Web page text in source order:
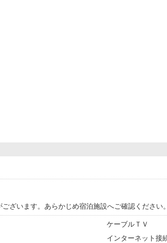
ざいます。あらかじめ宿泊施設へご確認ください。
ケーブルＴＶ
インターネット接